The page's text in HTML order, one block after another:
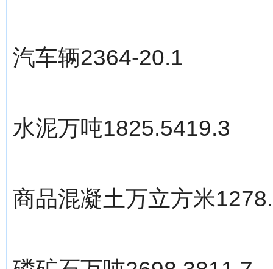
汽车辆2364-20.1
水泥万吨1825.5419.3
商品混凝土万立方米